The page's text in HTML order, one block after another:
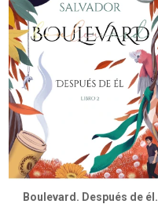
Boulevard. Después de él.